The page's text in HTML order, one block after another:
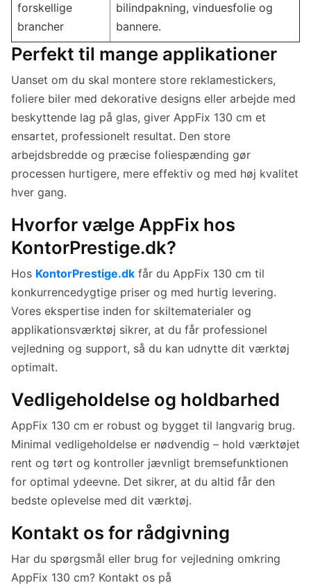
forskellige
brancher
bilindpakning, vinduesfolie og
bannere.
Perfekt til mange applikationer
Uanset om du skal montere store reklamestickers,
foliere biler med dekorative designs eller arbejde med
beskyttende lag på glas, giver AppFix 130 cm et
ensartet, professionelt resultat. Den store
arbejdsbredde og præcise foliespænding gør
processen hurtigere, mere effektiv og med høj kvalitet
hver gang.
Hvorfor vælge AppFix hos
KontorPrestige.dk?
Hos KontorPrestige.dk får du AppFix 130 cm til
konkurrencedygtige priser og med hurtig levering.
Vores ekspertise inden for skiltematerialer og
applikationsværktøj sikrer, at du får professionel
vejledning og support, så du kan udnytte dit værktøj
optimalt.
Vedligeholdelse og holdbarhed
AppFix 130 cm er robust og bygget til langvarig brug.
Minimal vedligeholdelse er nødvendig – hold værktøjet
rent og tørt og kontroller jævnligt bremsefunktionen
for optimal ydeevne. Det sikrer, at du altid får den
bedste oplevelse med dit værktøj.
Kontakt os for rådgivning
Har du spørgsmål eller brug for vejledning omkring
AppFix 130 cm? Kontakt os på